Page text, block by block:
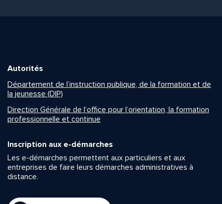
Autorités
Département de l’instruction publique, de la formation et de
la jeunesse (DIP)
Direction Générale de l’office pour l’orientation, la formation
professionnelle et continue
Inscription aux e-démarches
Les e-démarches permettent aux particuliers et aux
entreprises de faire leurs démarches administratives à
distance.